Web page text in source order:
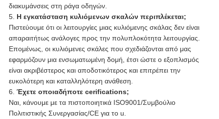
διακυμάνσεις στη ράγα οδηγών.
5. Η εγκατάσταση κυλιόμενων σκαλών περιπλέκεται;
Πιστεύουμε ότι οι λειτουργίες μιας κυλιόμενης σκάλας δεν είναι
απαραιτήτως ανάλογες προς την πολυπλοκότητα λειτουργίας.
Επομένως, οι κυλιόμενες σκάλες που σχεδιάζονται από μας
εφαρμόζουν μια ενσωματωμένη δομή, έτσι ώστε ο εξοπλισμός
είναι ακριβέστερος και αποδοτικότερος και επιτρέπει την
ευκολότερη και καταλληλότερη ανάθεση.
6. Έχετε οποιαδήποτε cerifications;
Ναι, κάνουμε με τα πιστοποιητικά ISO9001/Συμβούλιο
Πολιτιστικής Συνεργασίας/CE για το u.